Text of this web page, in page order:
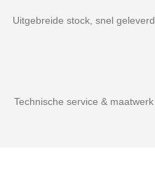
Uitgebreide stock, snel geleverd
Technische service & maatwerk